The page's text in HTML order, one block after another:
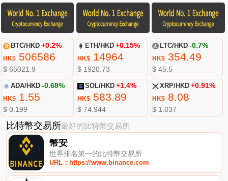
BTC/HKD +0.2%
HK$506586
$ 65021.9
ETH/HKD +0.15%
HK$ 14964
$ 1920.73
LTC/HKD -0.7%
HK$354.49
$ 45.5
ADA/HKD -0.68%
HK$1.55
$ 0.199
SOL/HKD +1.4%
HK$ 583.89
$ 74.944
XRP/HKD +0.91%
HK$8.08
$ 1.037
比特幣交易所最好的比特幣交易所
幣安
世界排名第一的比特幣交易所
URL：https://www.binance.com